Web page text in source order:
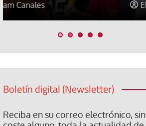
Elisa Brey
Boletín digital (Newsletter)
Reciba en su correo electrónico, sin